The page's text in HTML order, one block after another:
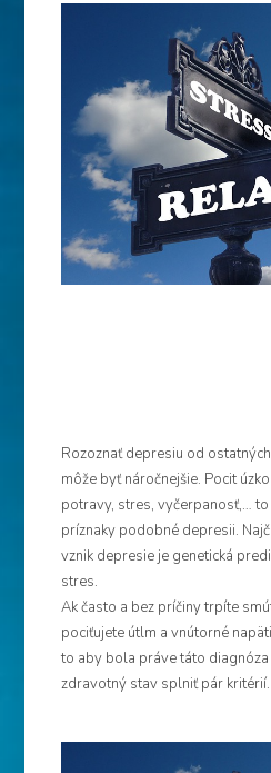
Rozoznať depresiu od
môže byť náročnejšie. Pocit
potravy, stres, vyčerpanosť,…
príznaky podobné depresii.
vznik depresie je genetická
stres.
Ak často a bez príčiny trpíte
pociťujete útlm a vnútorné
to aby bola práve táto
zdravotný stav splniť pár kritérií.